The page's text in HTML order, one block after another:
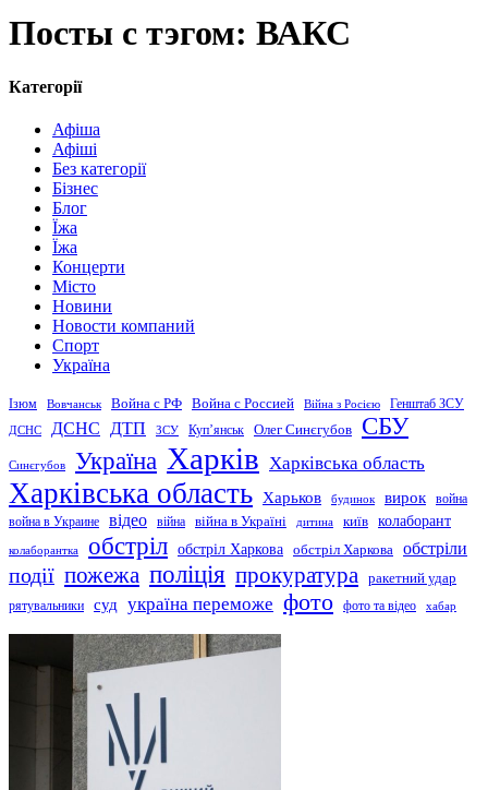
Посты с тэгом: ВАКС
Категорії
Афіша
Афіші
Без категорії
Бізнес
Блог
Їжа
Їжа
Концерти
Місто
Новини
Новости компаний
Спорт
Україна
Ізюм Вовчанськ Война с РФ Война с Россией Війна з Росією Генштаб ЗСУ
ДСНС ДСНС ДТП ЗСУ Купʼянськ Олег Синєгубов СБУ
Синєгубов Україна Харків Харківська область
Харківська область Харьков будинок вирок война
война в Украине відео війна війна в Україні дитина київ колаборант
колаборантка обстріл обстріл Харкова обстріл Харкова обстріли
події пожежа поліція прокуратура
ракетний удар
рятувальники
суд україна переможе фото фото та відео хабар